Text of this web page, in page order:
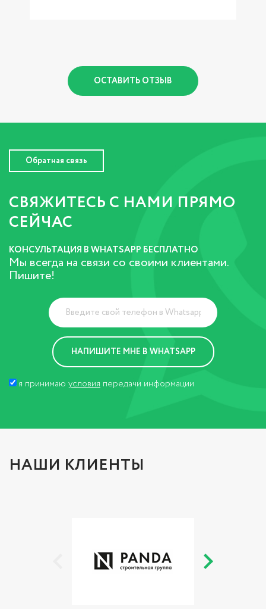
ОСТАВИТЬ ОТЗЫВ
Обратная связь
СВЯЖИТЕСЬ С НАМИ ПРЯМО
СЕЙЧАС
КОНСУЛЬТАЦИЯ В WHATSAPP БЕСПЛАТНО
Мы всегда на связи со своими клиентами.
Пишите!
я принимаю условия передачи информации
НАШИ КЛИЕНТЫ